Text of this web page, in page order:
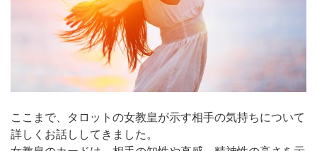
ここまで、タロットの女教皇が示す相手の気持ちについて
詳しくお話ししてきました。